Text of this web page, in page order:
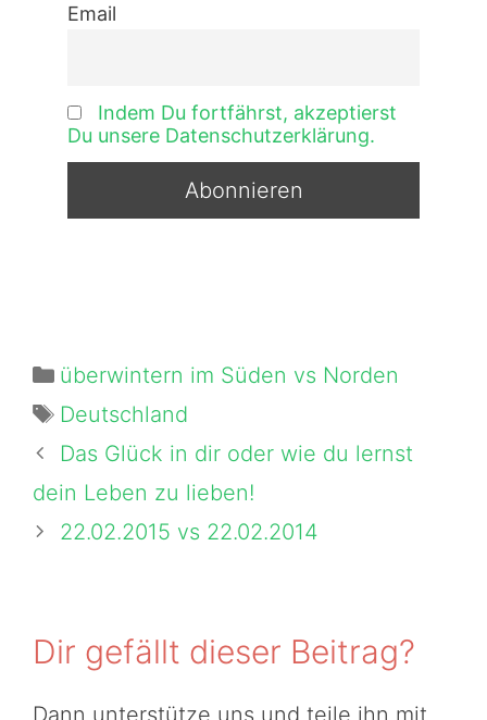
Email
Indem Du fortfährst, akzeptierst
Du unsere Datenschutzerklärung.
Kategorien
überwintern im Süden vs Norden
Schlagwörter
Deutschland
Das Glück in dir oder wie du lernst
dein Leben zu lieben!
22.02.2015 vs 22.02.2014
Dir gefällt dieser Beitrag?